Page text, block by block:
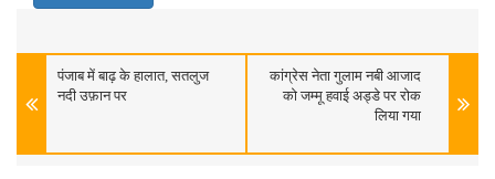
पंजाब में बाढ़ के हालात, सतलुज
नदी उफ़ान पर
कांग्रेस नेता गुलाम नबी आजाद
को जम्मू हवाई अड्डे पर रोक
लिया गया